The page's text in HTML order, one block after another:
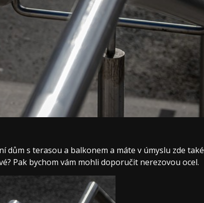
s terasou a balkonem a máte v úmyslu zde také
Pak bychom vám mohli doporučit nerezovou ocel.